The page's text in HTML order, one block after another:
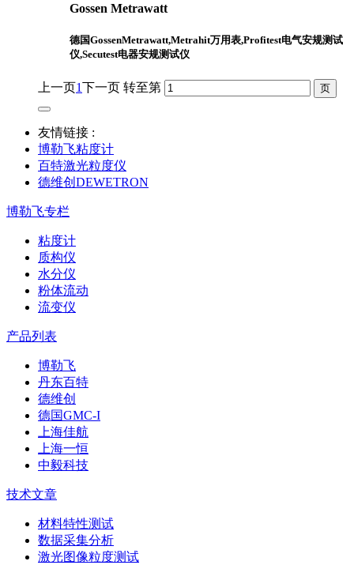
Gossen Metrawatt
德国GossenMetrawatt,Metrahit万用表,Profitest电气安规测试
仪,Secutest电器安规测试仪
上一页1下一页 转至第
友情链接 :
博勒飞粘度计
百特激光粒度仪
德维创DEWETRON
博勒飞专栏
粘度计
质构仪
水分仪
粉体流动
流变仪
产品列表
博勒飞
丹东百特
德维创
德国GMC-I
上海佳航
上海一恒
中毅科技
技术文章
材料特性测试
数据采集分析
激光图像粒度测试